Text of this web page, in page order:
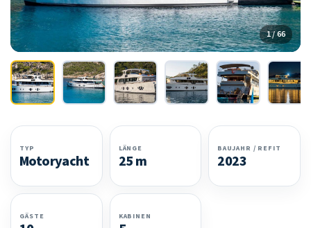
1 / 66
TYP
Motoryacht
LÄNGE
25 m
BAUJAHR / REFIT
2023
GÄSTE KABINEN